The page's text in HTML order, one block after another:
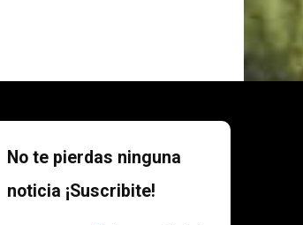
No te pierdas ninguna
noticia ¡Suscribite!